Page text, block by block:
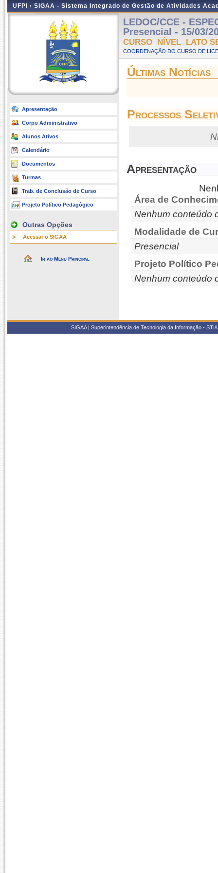
UFPI › SIGAA - Sistema Integrado de Gestão de Atividades
Apresentação
Corpo Administrativo
Alunos Ativos
Calendário
Documentos
Turmas
Trab. de Conclusão de Curso
Projeto Político Pedagógico
Outras Opções
Acessar o SIGAA
Ir ao Menu Principal
LEDOC/CCE -
Presencial - 15/03/
CURSO NÍVEL LATO
COORDENAÇÃO DO CURSO DE
Últimas Notícias
Processos
Apresentação
Área de
Nenhum conteúdo
Modalidade de
Presencial
Projeto Político
Nenhum conteúdo
SIGAA | Superintendência de Tecnologia da Informação -